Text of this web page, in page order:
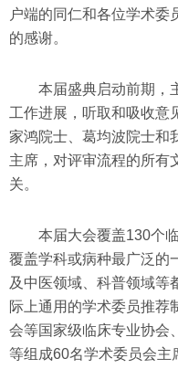
户端的同仁和各位学术委
的感谢。
本届盛典启动前期，
工作进展，听取和吸收意
家鸿院士、葛均波院士和
主席，对评审流程的所有
关。
本届大会覆盖130个
覆盖学科或病种最广泛的
及中医领域、科普领域等
际上通用的学术委员推荐
会等国家级临床专业协会
等组成60名学术委员会